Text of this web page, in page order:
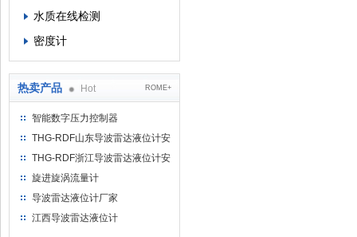
水质在线检测
密度计
热卖产品 Hot ROME+
智能数字压力控制器
THG-RDF山东导波雷达液位计安
装方法
THG-RDF浙江导波雷达液位计安
装方法
旋进旋涡流量计
导波雷达液位计厂家
江西导波雷达液位计